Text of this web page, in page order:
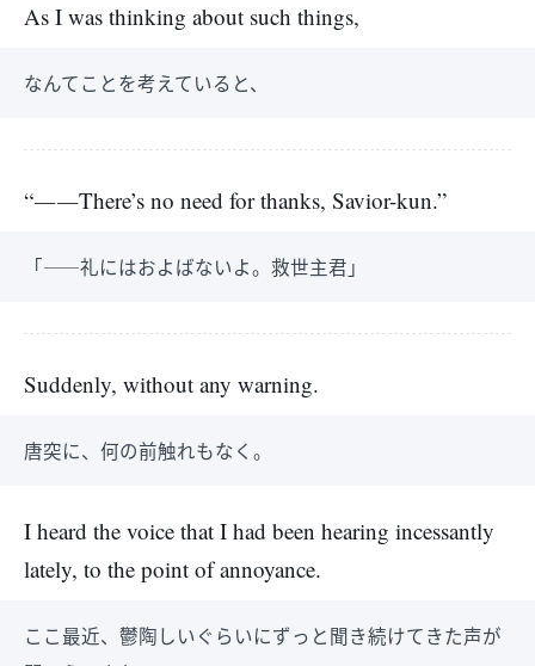
As I was thinking about such things,
なんてことを考えていると、
“――There’s no need for thanks, Savior-kun.”
「――礼にはおよばないよ。救世主君」
Suddenly, without any warning.
唐突に、何の前触れもなく。
I heard the voice that I had been hearing incessantly
lately, to the point of annoyance.
ここ最近、鬱陶しいぐらいにずっと聞き続けてきた声が